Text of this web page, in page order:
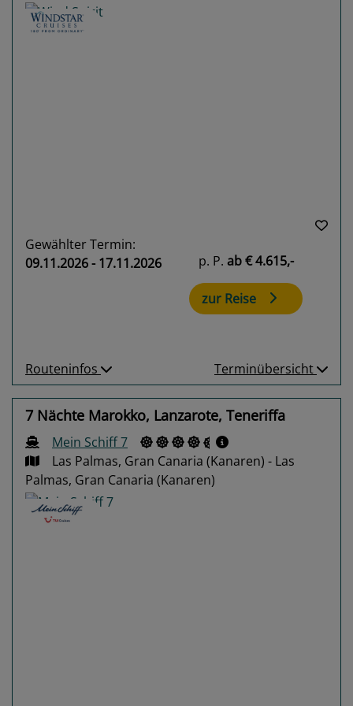
Gewählter Termin:
09.11.2026 - 17.11.2026
p. P. ab€ 4.615,-
zur Reise
Routeninfos Terminübersicht
7 Nächte Marokko, Lanzarote, Teneriffa
Mein Schiff 7
Las Palmas, Gran Canaria (Kanaren) - Las
Palmas, Gran Canaria (Kanaren)